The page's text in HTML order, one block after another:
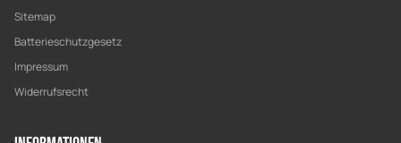
Sitemap
Batterieschutzgesetz
Impressum
Widerrufsrecht